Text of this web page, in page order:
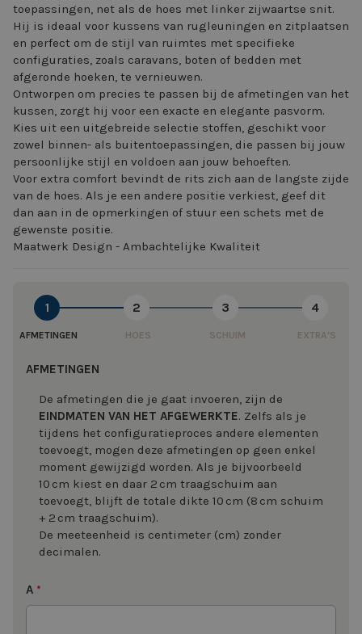
toepassingen, net als de hoes met linker zijwaartse snit.
Hij is ideaal voor kussens van rugleuningen en zitplaatsen
en perfect om de stijl van ruimtes met specifieke
configuraties, zoals caravans, boten of bedden met
afgeronde hoeken, te vernieuwen.
Ontworpen om precies te passen bij de afmetingen van het
kussen, zorgt hij voor een exacte en elegante pasvorm.
Kies uit een uitgebreide selectie stoffen, geschikt voor
zowel binnen- als buitentoepassingen, die passen bij jouw
persoonlijke stijl en voldoen aan jouw behoeften.
Voor extra comfort bevindt de rits zich aan de langste zijde
van de hoes. Als je een andere positie verkiest, geef dit
dan aan in de opmerkingen of stuur een schets met de
gewenste positie.
Maatwerk Design - Ambachtelijke Kwaliteit
1
AFMETINGEN
2
HOES
3
SCHUIM
4
EXTRA'S
AFMETINGEN
De afmetingen die je gaat invoeren, zijn de
EINDMATEN VAN HET AFGEWERKTE. Zelfs als je
tijdens het configuratieproces andere elementen
toevoegt, mogen deze afmetingen op geen enkel
moment gewijzigd worden. Als je bijvoorbeeld
10 cm kiest en daar 2 cm traagschuim aan
toevoegt, blijft de totale dikte 10 cm (8 cm schuim
+ 2 cm traagschuim).
De meeteenheid is centimeter (cm) zonder
decimalen.
A *